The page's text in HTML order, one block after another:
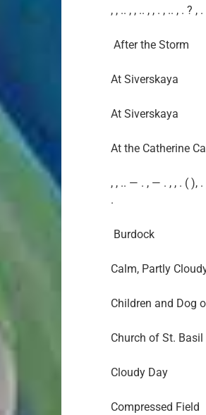
, , .. , , .. , , . , .. , . ? ,
After the Storm
At Siverskaya
At Siverskaya
At the Catherine
, , .. — . , — . , , . ( ),
.
Burdock
Calm, Partly
Children and Dog
Church of St. Basil
Cloudy Day
Compressed Field